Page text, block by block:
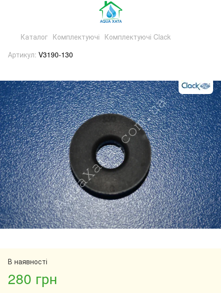
Каталог Комплектуючі Комплектуючі Clack
Артикул: V3190-130
В наявності
280 грн